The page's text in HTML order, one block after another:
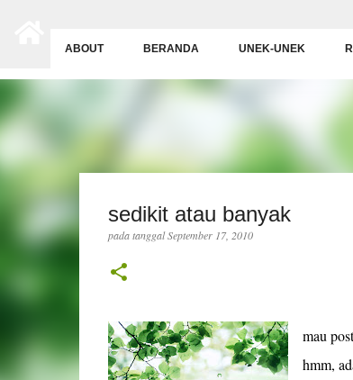
ABOUT BERANDA UNEK-UNEK
sedikit atau banyak
pada tanggalSeptember 17, 2010
mau
hmm,